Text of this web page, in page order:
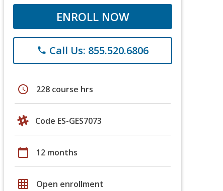
ENROLL NOW
phone Call Us: 855.520.6806
schedule 228 course hrs
Code ES-GES7073
calendar_today 12 months
grid_on Open enrollment